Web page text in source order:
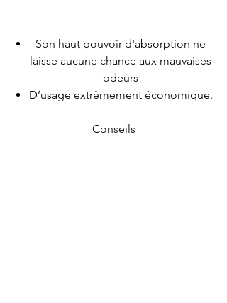
Son haut pouvoir d'absorption ne
laisse aucune chance aux mauvaises
odeurs
D’usage extrêmement économique.
Conseils